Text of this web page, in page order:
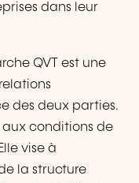
dans leur
QVT est une
des deux parties.
aux conditions de
vise à
la structure